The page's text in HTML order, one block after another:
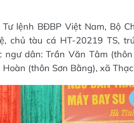
lệnh BĐBP Việt Nam, Bộ
chủ tàu cá HT-20219 TS,
dân: Trần Văn Tâm
(thôn Sơn Bằng), xã